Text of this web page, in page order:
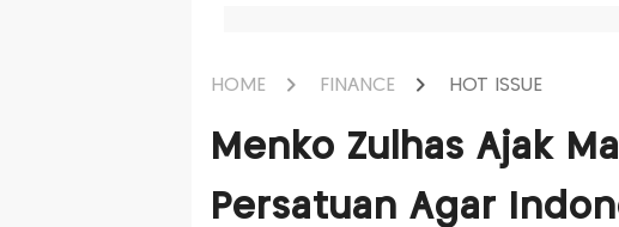
HOME FINANCE HOT ISSUE
Menko Zulhas Ajak
Persatuan Agar